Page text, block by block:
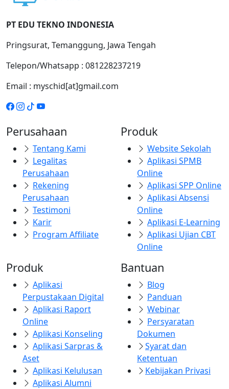
Bagaimana cara memperbarui atau
PT EDU TEKNO INDONESIA
Pringsurat, Temanggung, Jawa Tengah
Telepon/Whatsapp : 081228237219
Email : myschid[at]gmail.com
Perusahaan
Tentang Kami
Legalitas
Perusahaan
Rekening
Perusahaan
Testimoni
Karir
Program Affiliate
Produk
Website Sekolah
Aplikasi SPMB
Online
Aplikasi SPP Online
Aplikasi Absensi
Online
Aplikasi E-Learning
Aplikasi Ujian CBT
Online
Produk
Aplikasi
Perpustakaan Digital
Aplikasi Raport
Online
Aplikasi Konseling
Aplikasi Sarpras &
Aset
Aplikasi Kelulusan
Aplikasi Alumni
Bantuan
Blog
Panduan
Webinar
Persyaratan
Dokumen
Syarat dan
Ketentuan
Kebijakan Privasi